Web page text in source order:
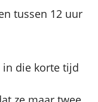
tussen 12 uur
in die korte tijd